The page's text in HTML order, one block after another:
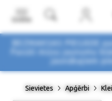
BEZMAKSAS PIEGĀDE
Pasūti mūsu jaunumu
Sievietes Apģērbi